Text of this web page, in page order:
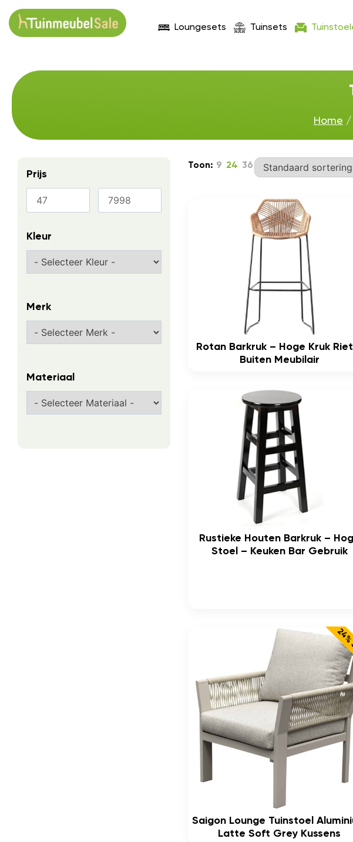
Loungesets Tuinsets
Home /
Prijs
Kleur
Merk
Materiaal
Toon: 9 24 36
Rotan Barkruk – Hoge Kruk
Buiten Meubilair
Rustieke Houten Barkruk –
Stoel – Keuken Bar Gebruik
Saigon Lounge Tuinstoel
Latte Soft Grey Kussens